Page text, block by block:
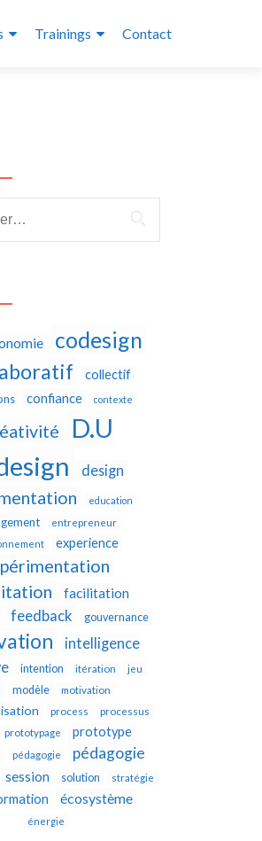
Trainings Contact
codesign
collectif
confiance contexte
D.U
design
education
entrepreneur
experience
facilitation
feedback gouvernance
intelligence
intention itération jeu
modèle motivation
process processus
prototypage prototype
pédagogie
pédagogie
session solution stratégie
écosystème
énergie